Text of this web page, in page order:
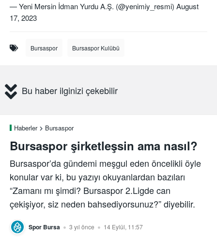
— Yeni Mersin İdman Yurdu A.Ş. (@yenimiy_resmi) August
17, 2023
Bursaspor Bursaspor Kulübü
Bu haber ilginizi çekebilir
Haberler Bursaspor
Bursaspor şirketleşsin ama nasıl?
Bursaspor’da gündemi meşgul eden öncelikli öyle
konular var ki, bu yazıyı okuyanlardan bazıları
“Zamanı mı şimdi? Bursaspor 2.Ligde can
çekişiyor, siz neden bahsediyorsunuz?” diyebilir.
Spor Bursa 3 yıl önce 14 Eylül, 11:57